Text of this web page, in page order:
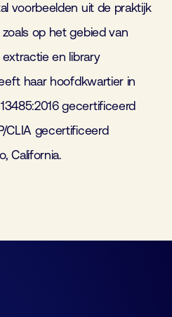
voorbeelden uit de praktijk
op het gebied van
en library
haar hoofdkwartier in
gecertificeerd
CLIA gecertificeerd
California.